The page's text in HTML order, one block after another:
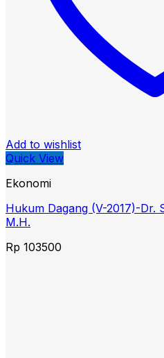
Add to wishlist
Quick View
Ekonomi
Hukum Dagang (V-2017)-Dr.
M.H.
Rp 103500